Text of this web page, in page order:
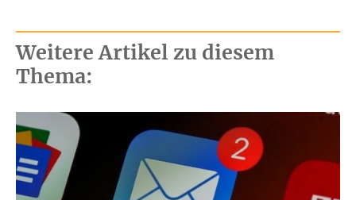
Weitere Artikel zu diesem
Thema: